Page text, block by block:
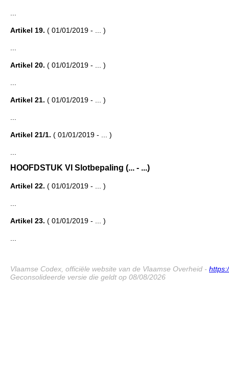
Artikel 19. ( 01/01/2019 - ... )
Artikel 20. ( 01/01/2019 - ... )
Artikel 21. ( 01/01/2019 - ... )
Artikel 21/1. ( 01/01/2019 - ... )
HOOFDSTUK VI Slotbepaling (... - ...)
Artikel 22. ( 01/01/2019 - ... )
Artikel 23. ( 01/01/2019 - ... )
Vlaamse Codex, officiële website van de Vlaamse Overheid -
Geconsolideerde versie die geldt op 08/08/2026